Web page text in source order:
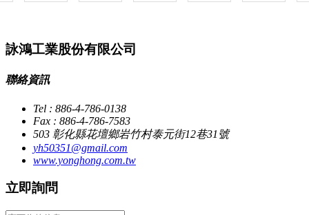
詠鴻工業股份有限公司
聯絡資訊
Tel : 886-4-786-0138
Fax : 886-4-786-7583
503 彰化縣花壇鄉岩竹村泰元街12巷31號
yh50351@gmail.com
www.yonghong.com.tw
立即詢問